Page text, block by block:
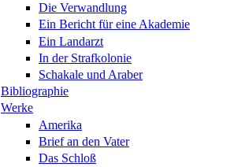
Die Verwandlung
Ein Bericht für eine Akademie
Ein Landarzt
In der Strafkolonie
Schakale und Araber
Bibliographie
Werke
Amerika
Brief an den Vater
Das Schloß